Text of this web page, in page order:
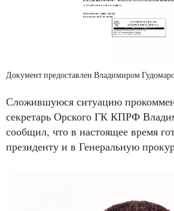
Документ предоставлен Владимиром
Сложившуюся ситуацию
секретарь Орского ГК КПРФ
сообщил, что в настоящее время
президенту и в Генеральную